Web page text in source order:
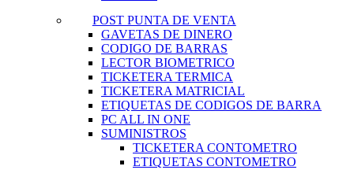
POST PUNTA DE VENTA
GAVETAS DE DINERO
CODIGO DE BARRAS
LECTOR BIOMETRICO
TICKETERA TERMICA
TICKETERA MATRICIAL
ETIQUETAS DE CODIGOS DE BARRA
PC ALL IN ONE
SUMINISTROS
TICKETERA CONTOMETRO
ETIQUETAS CONTOMETRO